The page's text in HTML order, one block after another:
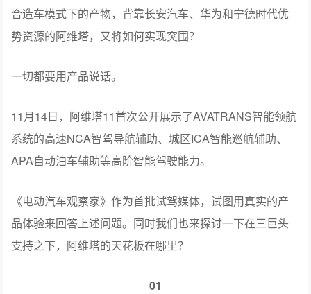
合造车模式下的产物，背靠长安汽车、华为和宁德时代优
势资源的阿维塔，又将如何实现突围？
一切都要用产品说话。
11月14日，阿维塔11首次公开展示了AVATRANS智能领航
系统的高速NCA智驾导航辅助、城区ICA智能巡航辅助、
APA自动泊车辅助等高阶智能驾驶能力。
《电动汽车观察家》作为首批试驾媒体，试图用真实的产
品体验来回答上述问题。同时我们也来探讨一下在三巨头
支持之下，阿维塔的天花板在哪里？
01